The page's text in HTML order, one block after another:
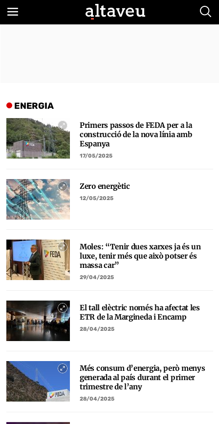
ENERGIA
Primers passos de FEDA per a la
construcció de la nova línia amb
Espanya
17/05/2025
Zero energètic
12/05/2025
Moles: “Tenir dues xarxes ja és un
luxe, tenir més que això potser és
massa car”
29/04/2025
El tall elèctric només ha afectat les
ETR de la Margineda i Encamp
28/04/2025
Més consum d’energia, però menys
generada al país durant el primer
trimestre de l’any
28/04/2025